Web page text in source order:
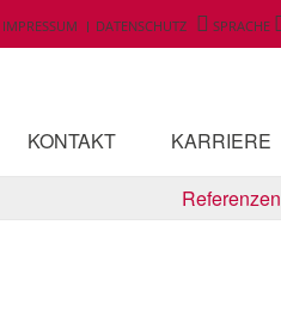
IMPRESSUM DATENSCHUTZ SPRACHE
KONTAKT KARRIERE
Referenzen